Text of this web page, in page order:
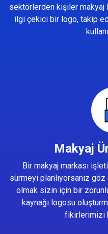
sektörlerden kişiler makyaj
ilgi çekici bir logo, takip
Makyaj
Bir makyaj markası
sürmeyi planlıyorsanız
olmak sizin için bir
kaynağı logosu
fikirlerimizi